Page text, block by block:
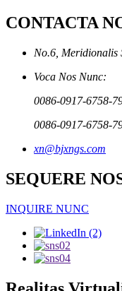
CONTACTA
No.6, Meridionalis
Voca Nos Nunc:
0086-0917-6758-
0086-0917-6758-
xn@bjxngs.com
SEQUERE
INQUIRE NUNC